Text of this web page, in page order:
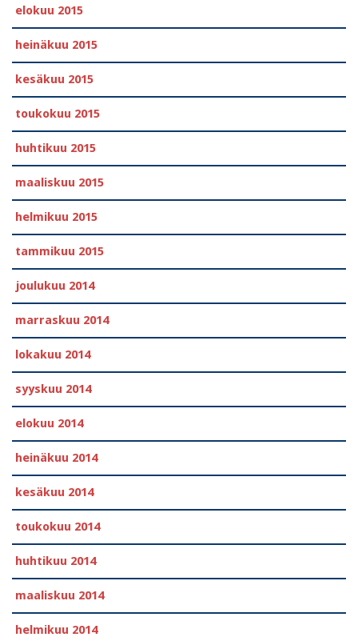
elokuu 2015
heinäkuu 2015
kesäkuu 2015
toukokuu 2015
huhtikuu 2015
maaliskuu 2015
helmikuu 2015
tammikuu 2015
joulukuu 2014
marraskuu 2014
lokakuu 2014
syyskuu 2014
elokuu 2014
heinäkuu 2014
kesäkuu 2014
toukokuu 2014
huhtikuu 2014
maaliskuu 2014
helmikuu 2014